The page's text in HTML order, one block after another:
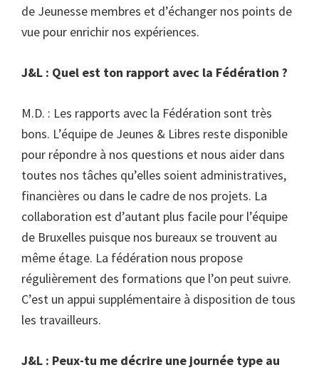
de Jeunesse membres et d’échanger nos points de
vue pour enrichir nos expériences.
J&L : Quel est ton rapport avec la Fédération ?
M.D. : Les rapports avec la Fédération sont très
bons. L’équipe de Jeunes & Libres reste disponible
pour répondre à nos questions et nous aider dans
toutes nos tâches qu’elles soient administratives,
financières ou dans le cadre de nos projets. La
collaboration est d’autant plus facile pour l’équipe
de Bruxelles puisque nos bureaux se trouvent au
même étage. La fédération nous propose
régulièrement des formations que l’on peut suivre.
C’est un appui supplémentaire à disposition de tous
les travailleurs.
J&L : Peux-tu me décrire une journée type au